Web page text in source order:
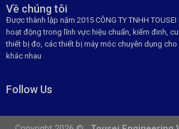
Về chúng tôi
Được thành lập năm 2015 CÔNG TY TNHH TOUSEI
hoạt động trong lĩnh vực hiệu chuẩn, kiểm đinh,
thiết bị đo, các thiết bị máy móc chuyên dụng
khác nhau
Follow Us